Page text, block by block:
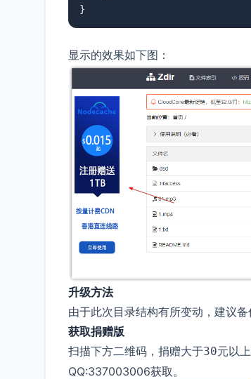
}
显示的效果如下图：
升级方法
由于此次目录结构有所变动，建议
获取捐赠版
扫描下方二维码，捐赠大于30元以
QQ:337003006获取。